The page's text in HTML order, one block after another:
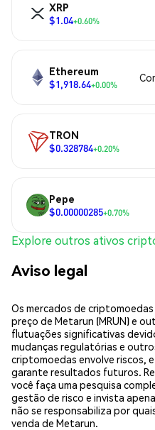
XRP
$1.04+0.60%
Ethereum
$1,918.64+0.00%
TRON
$0.328784+0.20%
Pepe
$0.00000285+0.70%
Explore outros ativos
Aviso legal
Os mercados de
preço de Metarun (MRUN) e
flutuações significativas
mudanças regulatórias e
criptomoedas envolve riscos,
garante resultados futuros.
você faça uma pesquisa
gestão de risco e invista
não se responsabiliza por
venda de Metarun.